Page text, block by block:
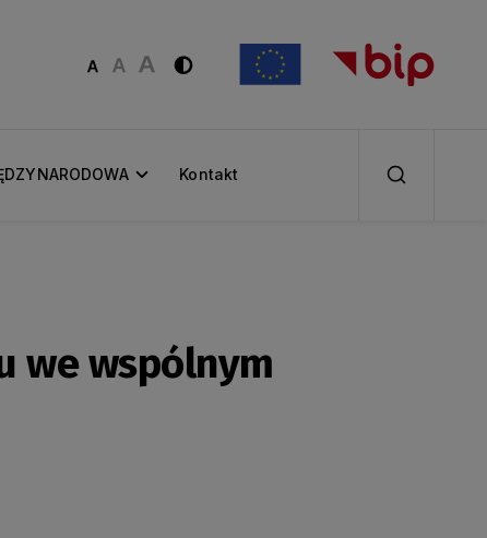
Kontakt
we wspólnym